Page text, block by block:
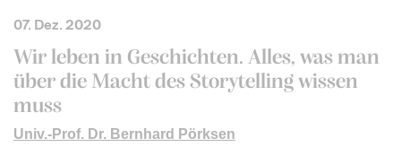
07. Dez. 2020
Wir leben in Geschichten. Alles, was man
über die Macht des Storytelling wissen
muss
Univ.-Prof. Dr. Bernhard Pörksen